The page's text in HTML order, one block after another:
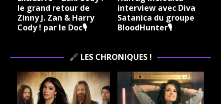
le grand retour de
Zinny J. Zan & Harry
Cody ! par le Doc🎙
interview avec Diva
Satanica du groupe
BloodHunter🎙
LES CHRONIQUES !